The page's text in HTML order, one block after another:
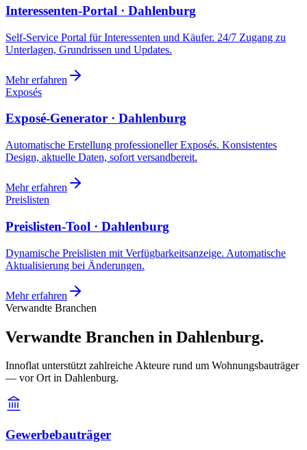
Interessenten-Portal · Dahlenburg
Self-Service Portal für Interessenten und Käufer. 24/7 Zugang zu
Unterlagen, Grundrissen und Updates.
Mehr erfahren
Exposés
Exposé-Generator · Dahlenburg
Automatische Erstellung professioneller Exposés. Konsistentes
Design, aktuelle Daten, sofort versandbereit.
Mehr erfahren
Preislisten
Preislisten-Tool · Dahlenburg
Dynamische Preislisten mit Verfügbarkeitsanzeige. Automatische
Aktualisierung bei Änderungen.
Mehr erfahren
Verwandte Branchen
Verwandte Branchen in Dahlenburg.
Innoflat unterstützt zahlreiche Akteure rund um Wohnungsbauträger
— vor Ort in Dahlenburg.
Gewerbebauträger